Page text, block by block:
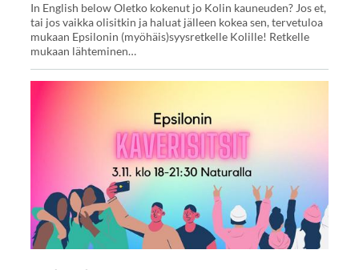
In English below Oletko kokenut jo Kolin kauneuden? Jos et,
tai jos vaikka olisitkin ja haluat jälleen kokea sen, tervetuloa
mukaan Epsilonin (myöhäis)syysretkelle Kolille! Retkelle
mukaan lähteminen…